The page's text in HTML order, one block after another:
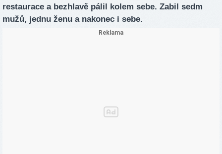
restaurace a bezhlavě pálil kolem sebe. Zabil sedm
mužů, jednu ženu a nakonec i sebe.